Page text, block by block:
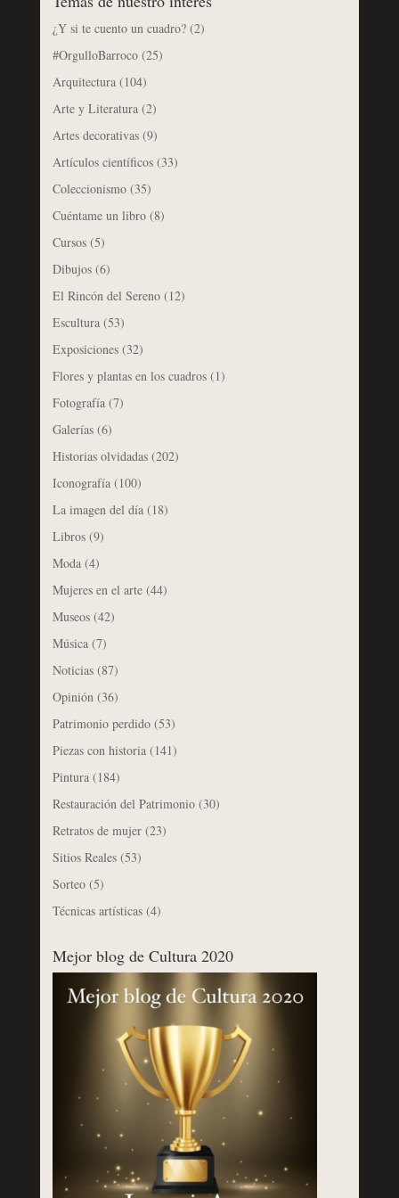
¿Y si te cuento un cuadro?(2)
#OrgulloBarroco(25)
Arquitectura(104)
Arte y Literatura(2)
Artes decorativas(9)
Artículos científicos(33)
Coleccionismo(35)
Cuéntame un libro(8)
Cursos(5)
Dibujos(6)
El Rincón del Sereno(12)
Escultura(53)
Exposiciones(32)
Flores y plantas en los cuadros(1)
Fotografía(7)
Galerías(6)
Historias olvidadas(202)
Iconografía(100)
La imagen del día(18)
Libros(9)
Moda(4)
Mujeres en el arte(44)
Museos(42)
Música(7)
Noticias(87)
Opinión(36)
Patrimonio perdido(53)
Piezas con historia(141)
Pintura(184)
Restauración del Patrimonio(30)
Retratos de mujer(23)
Sitios Reales(53)
Sorteo(5)
Técnicas artísticas(4)
Mejor blog de Cultura 2020